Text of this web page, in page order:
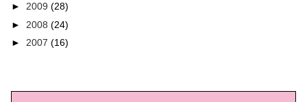
► 2009 (28)
► 2008 (24)
► 2007 (16)